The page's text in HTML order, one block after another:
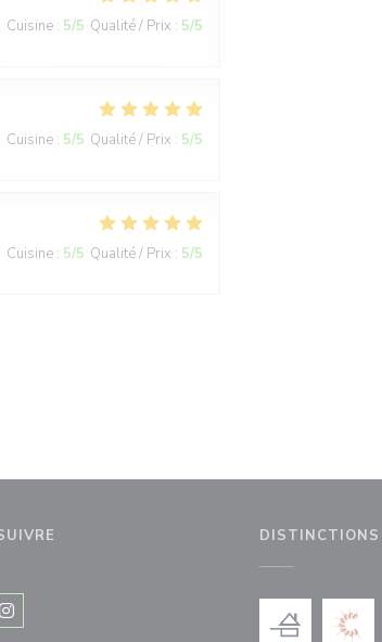
Cuisine : 5/5 Qualité / Prix : 5/5
Cuisine : 5/5 Qualité / Prix : 5/5
Cuisine : 5/5 Qualité / Prix : 5/5
((ouvre une nouvelle fenêtre))
Instagram ((ouvre une nouvelle fenêtre))
DISTINCTIONS